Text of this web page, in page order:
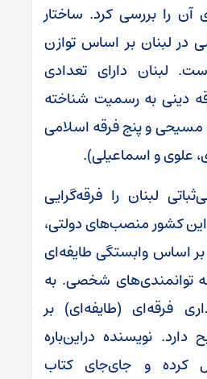
آن را بررسی کرد. ساختار
لبنان بر اساس توازن
لبنان دارای تعدادی
دینی به رسمیت شناخته
مسیحی و پنج فرقه اسلامی
علوی و اسماعیلی).
لبنان را فرقه‌گرایی
کشور منصب‌های دولتی،
اساس وابستگی طایفه‌ای
توانمندی‌های شخصی. به
فرقه‌ای (طایفه‌ای) بر
دارد. نویسنده دراین‌باره
کرده و جای‌جای کتاب